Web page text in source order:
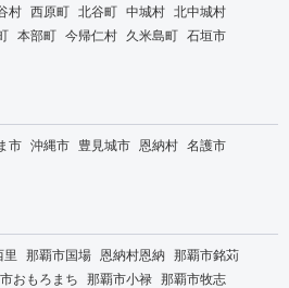
村 西原町 北谷町 中城村 北中城村
本部町 今帰仁村 久米島町 石垣市
市 沖縄市 豊見城市 恩納村 名護市
里 那覇市国場 恩納村恩納 那覇市銘苅
おもろまち 那覇市小禄 那覇市牧志